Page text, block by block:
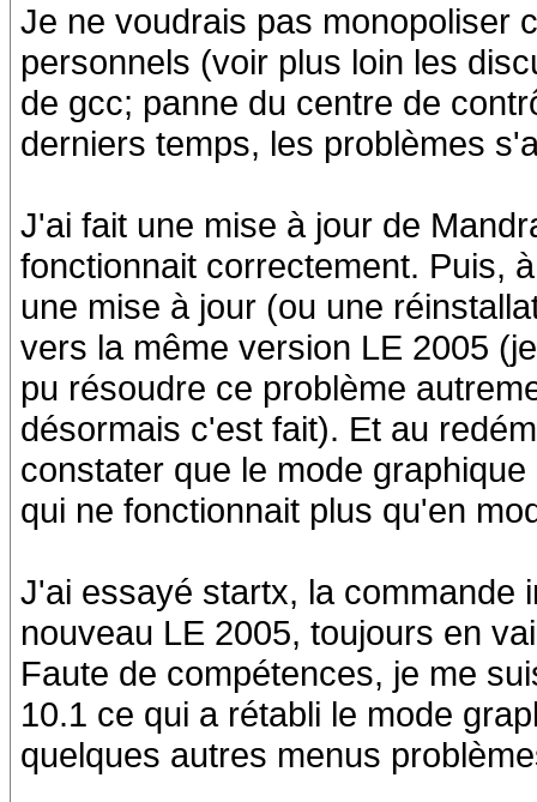
Je ne voudrais pas monopoliser
personnels (voir plus loin les
de gcc; panne du centre de
derniers temps, les problèmes
J'ai fait une mise à jour de
fonctionnait correctement. Puis,
une mise à jour (ou une
vers la même version LE 2005
pu résoudre ce problème
désormais c'est fait). Et au
constater que le mode
qui ne fonctionnait plus qu'en
J'ai essayé startx, la commande
nouveau LE 2005, toujours en
Faute de compétences, je me
10.1 ce qui a rétabli le mode
quelques autres menus